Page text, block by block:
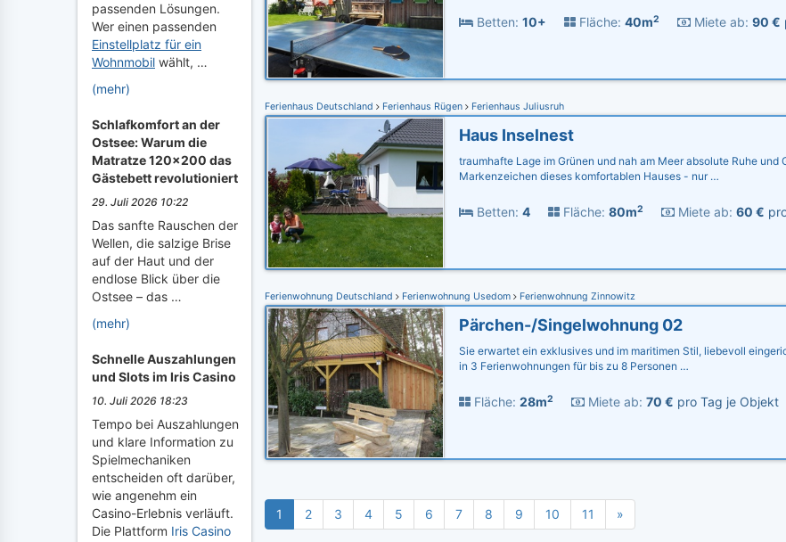
passenden Lösungen.
Wer einen passenden
Einstellplatz für ein
Wohnmobil wählt, …
(mehr)
Schlafkomfort an der
Ostsee: Warum die
Matratze 120x200 das
Gästebett revolutioniert
29. Juli 2026 10:22
Das sanfte Rauschen der
Wellen, die salzige Brise
auf der Haut und der
endlose Blick über die
Ostsee – das …
(mehr)
Schnelle Auszahlungen
und Slots im Iris Casino
10. Juli 2026 18:23
Tempo bei Auszahlungen
und klare Information zu
Spielmechaniken
entscheiden oft darüber,
wie angenehm ein
Casino-Erlebnis verläuft.
Die Plattform Iris Casino
Betten: 10+ Fläche: 40m2 Miete ab: 90 €
Ferienhaus Deutschland Ferienhaus Rügen Ferienhaus Juliusruh
Haus Inselnest
traumhafte Lage im Grünen und nah am Meer absolute Ruhe und
Markenzeichen dieses komfortablen Hauses - nur …
Betten: 4 Fläche: 80m2 Miete ab: 60 €
Ferienwohnung Deutschland Ferienwohnung Usedom Ferienwohnung Zinnowitz
Pärchen-/Singelwohnung 02
Sie erwartet ein exklusives und im maritimen Stil, liebevoll
in 3 Ferienwohnungen für bis zu 8 Personen …
Fläche: 28m2 Miete ab: 70 € pro Tag je Objekt
1 2 3 4 5 6 7 8 9 10 11 »